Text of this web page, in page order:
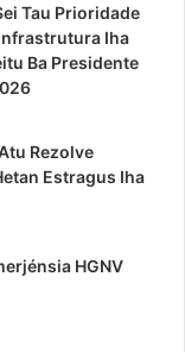
Tau Prioridade
Iha
Ba Presidente
Rezolve
Estragus Iha
HGNV